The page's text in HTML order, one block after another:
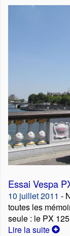
Essai Vespa
10 juillet 2011 -
toutes les
seule : le PX
Lire la suite